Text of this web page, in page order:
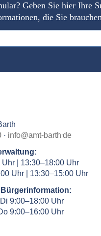
Geben Sie hier Ihre
die Sie
· info@amt-barth.de
| 13:30–18:00 Uhr
Uhr | 13:30–15:00 Uhr
9:00–18:00 Uhr
9:00–16:00 Uhr